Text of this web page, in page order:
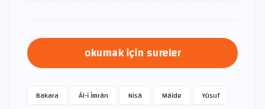
okumak için sureler
Bakara Âl-i İmrân Nisâ Mâide
Yûsuf